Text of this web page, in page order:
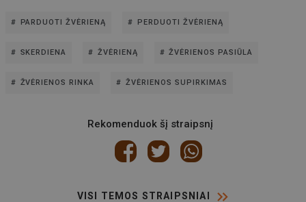
PARDUOTI ŽVĖRIENĄ PERDUOTI ŽVĖRIENĄ
SKERDIENA ŽVĖRIENĄ ŽVĖRIENOS PASIŪLA
ŽVĖRIENOS RINKA ŽVĖRIENOS SUPIRKIMAS
Rekomenduok šį straipsnį
VISI TEMOS STRAIPSNIAI